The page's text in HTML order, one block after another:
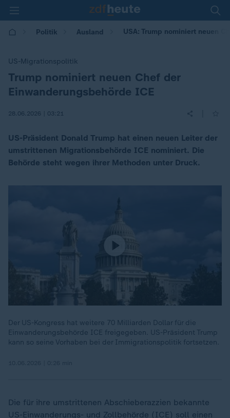
Politik Ausland USA: Trump nominiert neuen
US-Migrationspolitik
:
Trump nominiert neuen Chef der
Einwanderungsbehörde ICE
28.06.2026 | 03:21
US-Präsident Donald Trump hat einen neuen Leiter der
umstrittenen Migrationsbehörde ICE nominiert. Die
Behörde steht wegen ihrer Methoden unter Druck.
Der US-Kongress hat weitere 70 Milliarden Dollar für die
Einwanderungsbehörde ICE freigegeben. US-Präsident Trump
kann so seine Vorhaben bei der Immigrationspolitik fortsetzen.
Die für ihre umstrittenen Abschieberazzien bekannte
US-Einwanderungs- und Zollbehörde (ICE) soll einen